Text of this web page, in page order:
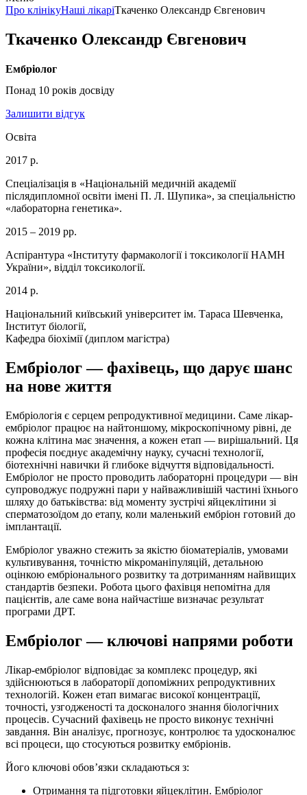
Про клінікуНаші лікаріТкаченко Олександр Євгенович
Ткаченко Олександр Євгенович
Ембріолог
Понад 10 років досвіду
Залишити відгук
Освіта
2017 р.
Спеціалізація в «Національній медичній академії
післядипломної освіти імені П. Л. Шупика», за спеціальністю
«лабораторна генетика».
2015 – 2019 рр.
Аспірантура «Інституту фармакології і токсикології НАМН
України», відділ токсикології.
2014 р.
Національний київський університет ім. Тараса Шевченка,
Інститут біології,
Кафедра біохімії (диплом магістра)
Ембріолог — фахівець, що дарує шанс
на нове життя
Ембріологія є серцем репродуктивної медицини. Саме лікар-
ембріолог працює на найтоншому, мікроскопічному рівні, де
кожна клітина має значення, а кожен етап — вирішальний. Ця
професія поєднує академічну науку, сучасні технології,
біотехнічні навички й глибоке відчуття відповідальності.
Ембріолог не просто проводить лабораторні процедури — він
супроводжує подружні пари у найважливішій частині їхнього
шляху до батьківства: від моменту зустрічі яйцеклітини зі
сперматозоїдом до етапу, коли маленький ембріон готовий до
імплантації.
Ембріолог уважно стежить за якістю біоматеріалів, умовами
культивування, точністю мікроманіпуляцій, детальною
оцінкою ембріонального розвитку та дотриманням найвищих
стандартів безпеки. Робота цього фахівця непомітна для
пацієнтів, але саме вона найчастіше визначає результат
програми ДРТ.
Ембріолог — ключові напрями роботи
Лікар-ембріолог відповідає за комплекс процедур, які
здійснюються в лабораторії допоміжних репродуктивних
технологій. Кожен етап вимагає високої концентрації,
точності, узгодженості та досконалого знання біологічних
процесів. Сучасний фахівець не просто виконує технічні
завдання. Він аналізує, прогнозує, контролює та удосконалює
всі процеси, що стосуються розвитку ембріонів.
Його ключові обов’язки складаються з:
Отримання та підготовки яйцеклітин. Ембріолог